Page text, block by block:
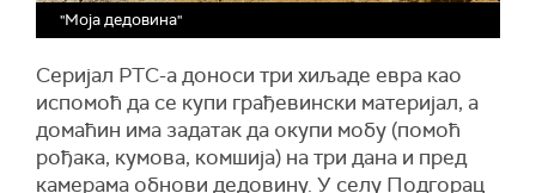
"Моја дедовина"
Серијал РТС-а доноси три хиљаде евра као
испомоћ да се купи грађевински материјал, а
домаћин има задатак да окупи мобу (помоћ
рођака, кумова, комшија) на три дана и пред
камерама обнови дедовину. У селу Подгорац